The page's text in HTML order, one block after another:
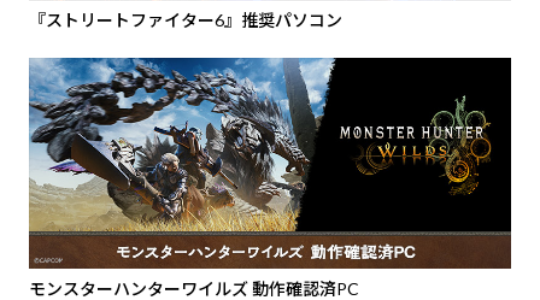
『ストリートファイター6』推奨パソコン
モンスターハンターワイルズ 動作確認済PC